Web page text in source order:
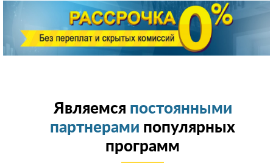
Являемся постоянными
партнерами популярных
программ